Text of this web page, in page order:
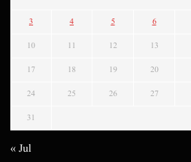
3 4 5 6
10 11 12 13
17 18 19 20
24 25 26 27
31
« Jul